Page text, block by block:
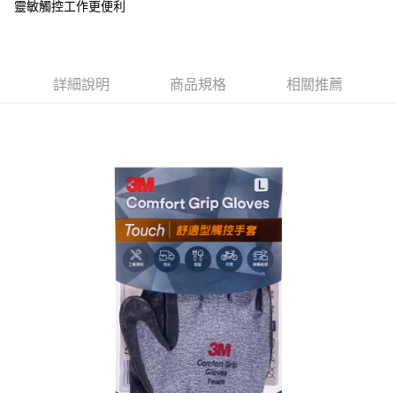
２．便利：只要手機號碼，簡訊認證，即可結帳。
１．於結帳方式選擇「AFTEE先享後付」後，將跳轉至「AFTEE先享後付」
購買商品的店家。未經商家同意取消之訂單仍視為有效，需透過AFTEE先享
後付繳納相關費用。
※ 交易是否成功請以「AFTEE先享後付 」之結帳頁面顯示為準，若有關於
是否繳費成功／繳費後需取消欲退款等相關疑問，請聯繫「AFTEE先享後付
https://netprotections.freshdesk.com/support/home
１．透過由恩沛科技股份有限公司提供之「AFTEE先享後付」服務完成之交
易，需依本服務之必要範圍內提供個人資料，並將交易相關給付款項請求債
權轉讓予恩沛科技股份有限公司。
２．關於個人資料處理事宜，請瀏覽以下網址：
https://aftee.tw/terms/#terms3
３．未成年的使用者請事先徵得法定代理人或監護人之同意方可使用
「AFTEE先享後付」，若未經同意申辦者引起之損失，本公司不負相關責
運送方式
付款後全家取貨
每筆NT$60，滿NT$599(含以上)免運費
每筆NT$60，滿NT$599(含以上)免運費
每筆NT$120，滿NT$899(含以上)免運費
靈敏觸控工作更便利
詳細說明 商品規格 相關推薦